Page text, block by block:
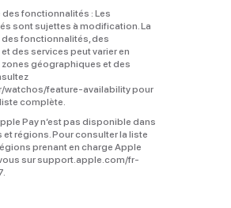
fonctionnalités : Les
sont sujettes à modification. La
fonctionnalités, des
des services peut varier en
géographiques et des
watchos/feature‑availability pour
complète.
Pay n’est pas disponible dans
et régions. Pour consulter la liste
prenant en charge Apple
sur support.apple.com/fr-